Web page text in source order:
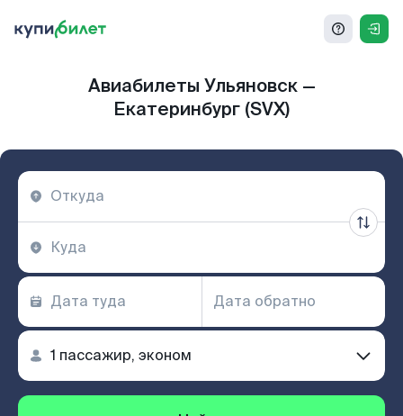
Авиабилеты Ульяновск —
Екатеринбург (SVX)